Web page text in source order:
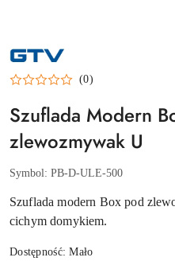
NAZWA
PRODUCENTA:
GTV
(0)
Szuflada Modern
zlewozmywak U
Symbol: PB-D-ULE-500
Szuflada modern Box pod
cichym domykiem.
Dostępność:Mało